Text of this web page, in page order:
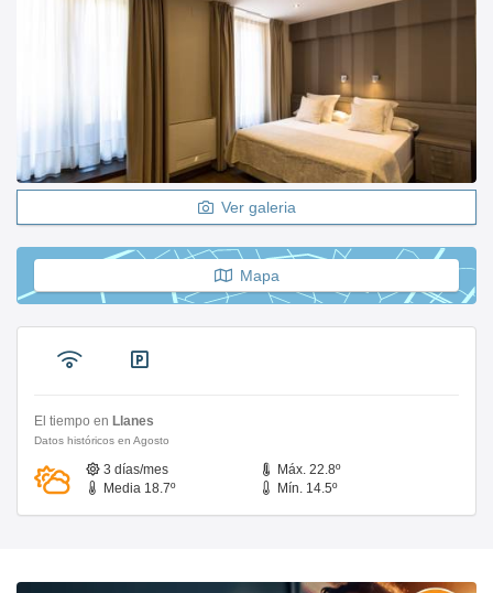
Ver galeria
Mapa
El tiempo en Llanes
Datos históricos en Agosto
3 días/mes
Máx. 22.8º
Media 18.7º
Mín. 14.5º